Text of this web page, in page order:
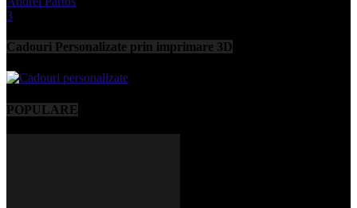
3
Cadouri Personalizate prin imprimare 3D
POPULARE